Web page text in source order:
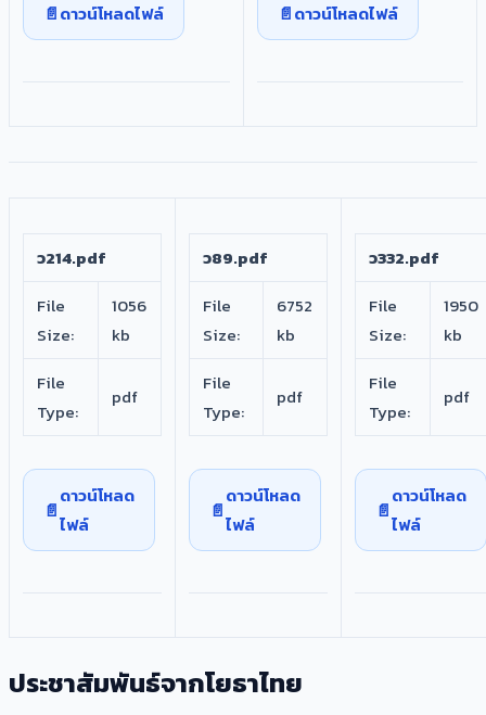
ดาวน์โหลดไฟล์ ดาวน์โหลดไฟล์
ว214.pdf
File
Size:
1056
kb
File
Type:
pdf
ดาวน์โหลด
ไฟล์
ว89.pdf
File
Size:
6752
kb
File
Type:
pdf
ดาวน์โหลด
ไฟล์
ว332.pdf
File
Size:
1950
kb
File
Type:
pdf
ดาวน์โหลด
ไฟล์
ประชาสัมพันธ์จากโยธาไทย